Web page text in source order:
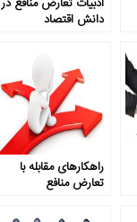
دانش اقتصاد
راهکارهای مقابله با
تعارض منافع